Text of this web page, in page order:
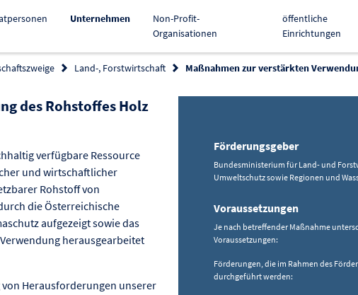
UnternehmenAktiv Non-Profit-
Organisationen
öffentliche
Einrichtungen
Land-, Forstwirtschaft Maßnahmen zur verstärkten
des Rohstoffes Holz
verfügbare Ressource
und wirtschaftlicher
Rohstoff von
die Österreichische
aufgezeigt sowie das
herausgearbeitet
Herausforderungen unserer
Förderungsgeber
Bundesministerium für Land- und
Umweltschutz sowie Regionen und
Voraussetzungen
Je nach betreffender Maßnahme
Voraussetzungen:
Förderungen, die im Rahmen des
durchgeführt werden: